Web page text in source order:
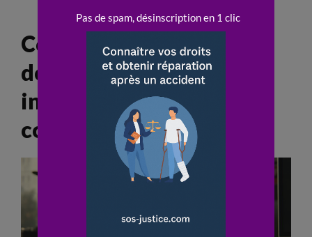
Comment constituer un
dossier solide pour une
indemnisation rapide et
complète ?